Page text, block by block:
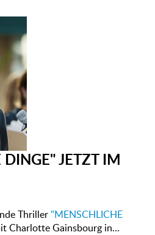
JETZT IM
Thriller "MENSCHLICHE
Charlotte Gainsbourg in...